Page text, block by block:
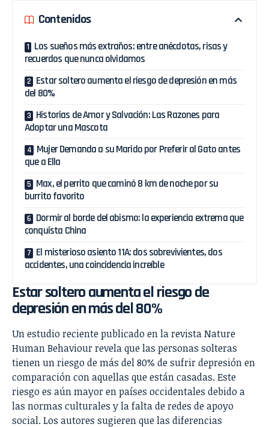
Contenidos
Los sueños más extraños: entre anécdotas, risas y
recuerdos que nunca olvidamos
Estar soltero aumenta el riesgo de depresión en más
del 80%
Historias de Amor y Salvación: Las Razones para
Adoptar una Mascota
Mujer Demanda a su Marido por Preferir al Gato antes
que a Ella
Max, el perrito que caminó 8 km de noche por su
burrito favorito
Dormir al borde del abismo: la experiencia extrema que
conquista China
El misterioso asiento 11A: dos sobrevivientes, dos
accidentes, una coincidencia increíble
Estar soltero aumenta el riesgo de
depresión en más del 80%
Un estudio reciente publicado en la revista Nature
Human Behaviour revela que las personas solteras
tienen un riesgo de más del 80% de sufrir depresión en
comparación con aquellas que están casadas. Este
riesgo es aún mayor en países occidentales debido a
las normas culturales y la falta de redes de apoyo
social. Los autores sugieren que las diferencias